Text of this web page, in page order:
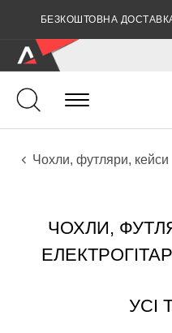
БЕЗКОШТОВНА
Гітари
Електро інструменти
Аксесуари
Чохли, футляри, кейси
ЧОХЛИ,
УСІ